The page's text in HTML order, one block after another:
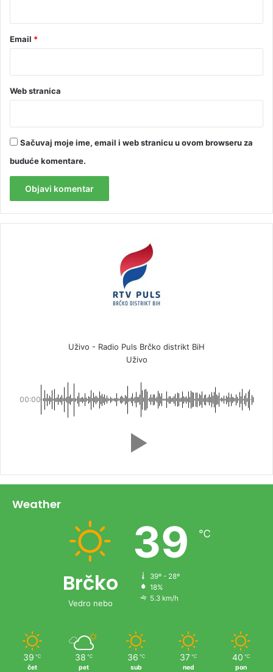
Email *
Web stranica
Sačuvaj moje ime, email i web stranicu u ovom browseru za
buduće komentare.
Uživo - Radio Puls Brčko distrikt BiH
Uživo
00:00
Weather
Brčko
Vedro nebo
39 ℃
39º - 28º
18%
5.3 km/h
39 ℃
čet
38 ℃
pet
36 ℃
sub
37 ℃
ned
40 ℃
pon